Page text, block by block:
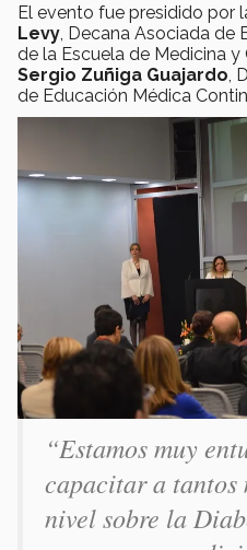
El evento fue presidido por
Levy , Decana Asociada
de la Escuela de Medicina y
Sergio Zuñiga Guajardo ,
de Educación Médica
“Estamos muy
capacitar a tantos
nivel sobre la